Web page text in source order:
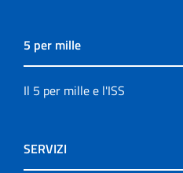
5 per mille
Il 5 per mille e l'ISS
SERVIZI